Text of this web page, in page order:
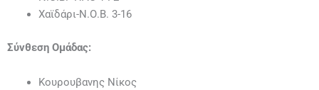
Χαϊδάρι-Ν.Ο.Β. 3-16
Σύνθεση Ομάδας:
Κουρουβανης Νίκος